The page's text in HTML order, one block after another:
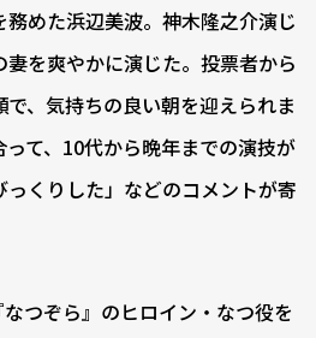
めた浜辺美波。神木隆之介演じ
を爽やかに演じた。投票者から
、気持ちの良い朝を迎えられま
って、10代から晩年までの演技が
くりした」などのコメントが寄
つぞら』のヒロイン・なつ役を